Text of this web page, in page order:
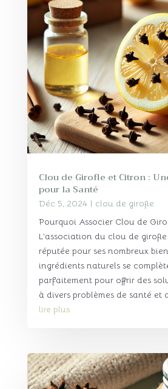
Clou de Girofle et Citron :
pour la Santé
Déc 5, 2024 | clou de girofle
Pourquoi Associer Clou de
L’association du clou de
réputée pour ses nombreux
ingrédients naturels se
parfaitement pour offrir des
à divers problèmes de santé et
lire plus